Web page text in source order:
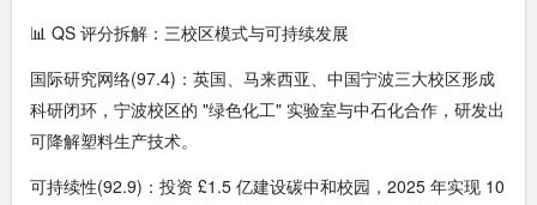
📊 QS 评分拆解：三校区模式与可持续发展
国际研究网络(97.4)：英国、马来西亚、中国宁波三大校区形成
科研闭环，宁波校区的 "绿色化工" 实验室与中石化合作，研发出
可降解塑料生产技术。
可持续性(92.9)：投资 £1.5 亿建设碳中和校园，2025 年实现 10